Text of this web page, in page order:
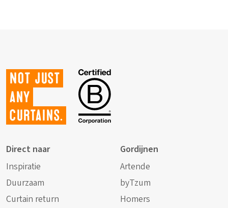
Not just
any
curtains.
Direct naar
Inspiratie
Duurzaam
Curtain return
Gordijnen
Artende
byTzum
Homers